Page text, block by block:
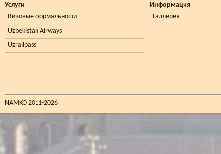
Услуги
Визовые формальности
Uzbekistan Airways
Uzrailpass
Информация
Галлерея
NAMKO 2011-2026